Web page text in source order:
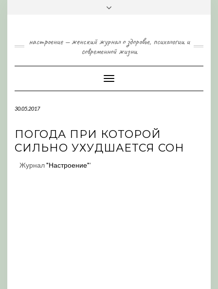
настроение — женский журнал о здоровье, психологии и
современной жизни
Toggle
Navigation
30.05.2017
ПОГОДА ПРИ КОТОРОЙ
СИЛЬНО УХУДШАЕТСЯ СОН
Журнал"Настроение"'